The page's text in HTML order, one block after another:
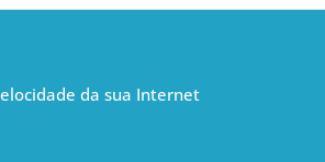
da sua Internet